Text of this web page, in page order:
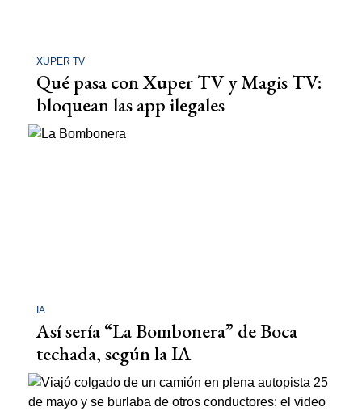
XUPER TV
Qué pasa con Xuper TV y Magis TV:
bloquean las app ilegales
IA
Así sería “La Bombonera” de Boca
techada, según la IA